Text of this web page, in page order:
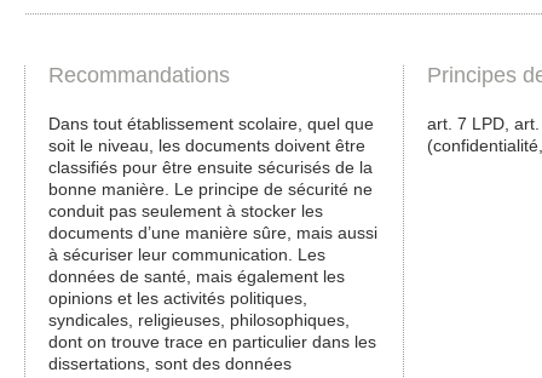
Recommandations
Dans tout établissement scolaire, quel que
soit le niveau, les documents doivent être
classifiés pour être ensuite sécurisés de la
bonne manière. Le principe de sécurité ne
conduit pas seulement à stocker les
documents d’une manière sûre, mais aussi
à sécuriser leur communication. Les
données de santé, mais également les
opinions et les activités politiques,
syndicales, religieuses, philosophiques,
dont on trouve trace en particulier dans les
dissertations, sont des données
Principes
art. 7 LPD,